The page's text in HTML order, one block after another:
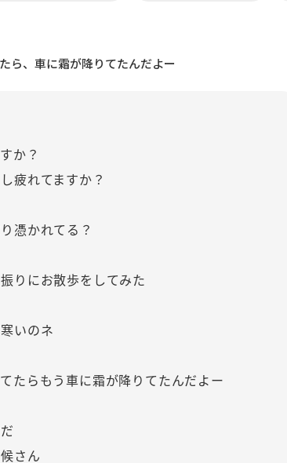
ら、車に霜が降りてたんだよー
か？
疲れてますか？
憑かれてる？
りにお散歩をしてみた
いのネ
たらもう車に霜が降りてたんだよー
さん